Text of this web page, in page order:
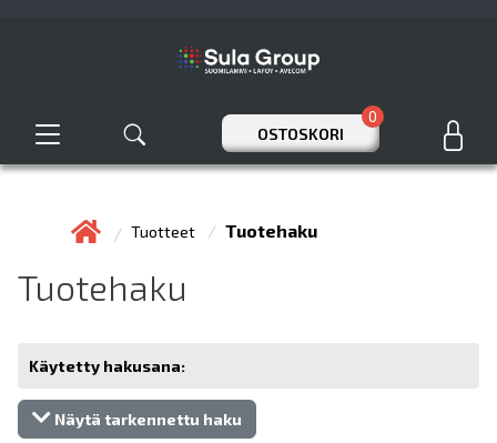
OSTOSKORI
0
Tuotteet Tuotehaku
Tuotehaku
Käytetty hakusana:
Näytä tarkennettu haku